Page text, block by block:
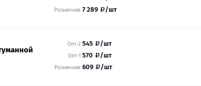
Розничная 7 289 /шт
Опт-2 545 /шт
Опт-1 570 /шт
Розничная 609 /шт